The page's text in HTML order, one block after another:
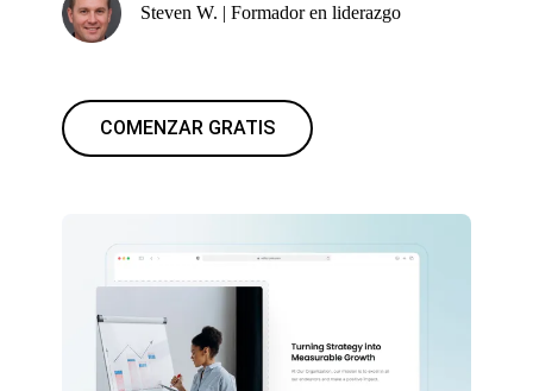
Steven W. | Formador en liderazgo
COMENZAR GRATIS